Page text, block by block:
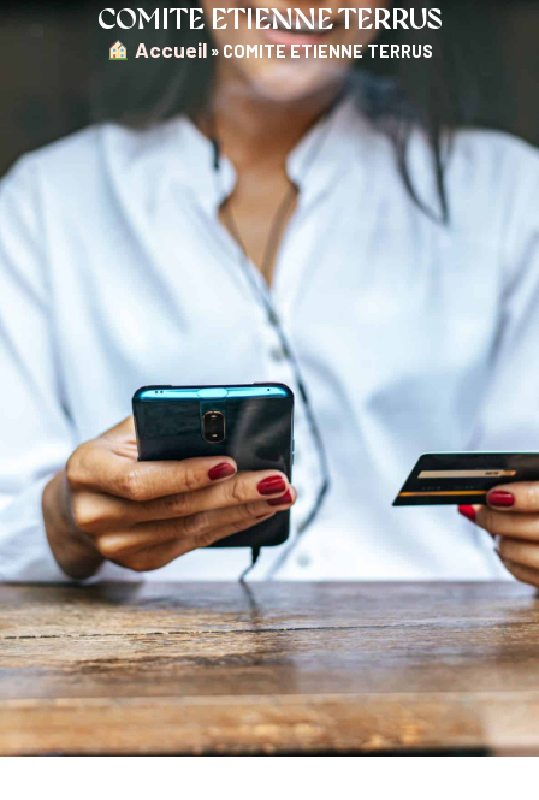
COMITE ETIENNE TERRUS
︎ Accueil »COMITE ETIENNE TERRUS